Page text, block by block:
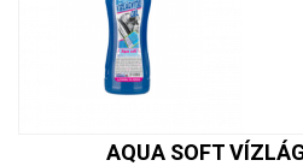
AQUA SOFT